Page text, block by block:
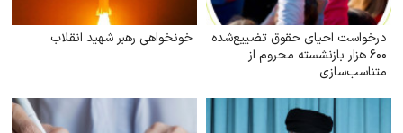
درخواست احیای حقوق تضییع‌شده
۶۰۰ هزار بازنشسته محروم از
متناسب‌سازی
خونخواهی رهبر شهید انقلاب